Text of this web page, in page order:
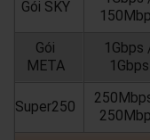
Gói SKY
Gói
META
1Gbps
1Gbps
Super250